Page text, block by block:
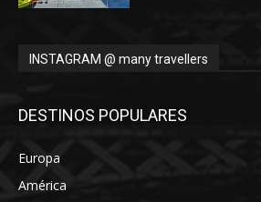
INSTAGRAM @ many travellers
DESTINOS POPULARES
Europa
América